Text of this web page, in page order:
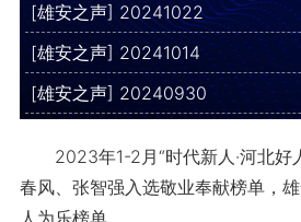
[雄安之声] 20241022
[雄安之声] 20241014
[雄安之声] 20240930
2023年1-2月“时代新人·河北好
春风、张智强入选敬业奉献榜单，
人为乐榜单。